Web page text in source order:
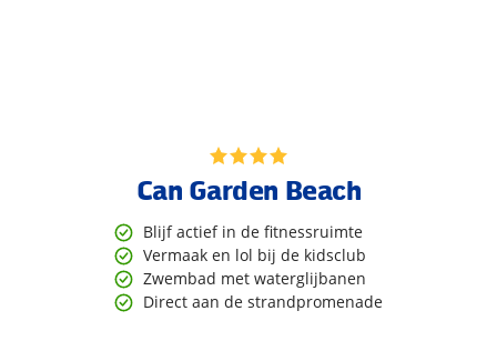
Can Garden Beach
Blijf actief in de fitnessruimte
Vermaak en lol bij de kidsclub
Zwembad met waterglijbanen
Direct aan de strandpromenade